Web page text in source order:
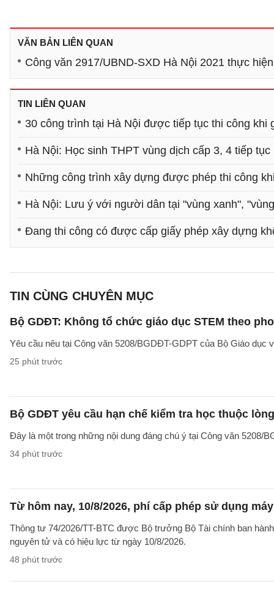
VĂN BẢN LIÊN QUAN
Công văn 2917/UBND-SXD Hà Nội 2021 thực
TIN LIÊN QUAN
30 công trình tại Hà Nội được tiếp tục thi công khi
Hà Nội: Học sinh THPT vùng dịch cấp 3, 4 tiếp tục
Những công trình xây dựng được phép thi công
Hà Nội: Lưu ý với người dân tại "vùng xanh",
Đang thi công có được cấp giấy phép xây dựng
TIN CÙNG CHUYÊN MỤC
Bộ GDĐT: Không tổ chức giáo dục STEM theo
Yêu cầu nêu tại Công văn 5208/BGDĐT-GDPT của Bộ Giáo
25 phút trước
Bộ GDĐT yêu cầu hạn chế kiểm tra học thuộc
Đây là một trong những nội dung đáng chú ý tại Công văn 5208/
34 phút trước
Từ hôm nay, 10/8/2026, phí cấp phép sử dụng
Thông tư 74/2026/TT-BTC được Bộ trưởng Bộ Tài chính ban
nguyên tử và có hiệu lực từ ngày 10/8/2026.
48 phút trước